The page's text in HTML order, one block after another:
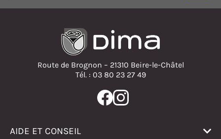
Route de Brognon – 21310 Beire-le-Châtel
Tél. : 03 80 23 27 49
AIDE ET CONSEIL